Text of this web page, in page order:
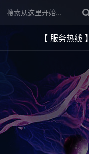
【 服务热线 】